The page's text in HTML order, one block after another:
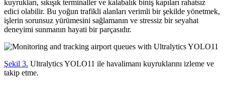
kuyrukları, sıkışık terminaller ve kalabalık biniş kapıları rahatsız
edici olabilir. Bu yoğun trafikli alanları verimli bir şekilde yönetmek,
işlerin sorunsuz yürümesini sağlamanın ve stressiz bir seyahat
deneyimi sunmanın hayati bir parçasıdır.
Şekil 3. Ultralytics YOLO11 ile havalimanı kuyruklarını izleme ve
takip etme.